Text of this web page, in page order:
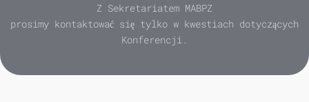
Z Sekretariatem MABPZ
prosimy kontaktować się tylko w kwestiach dotyczących
Konferencji.